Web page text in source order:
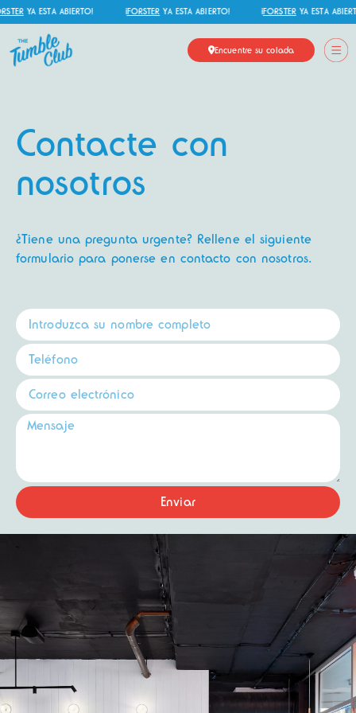
YA ESTÁ ABIERTO! FORSTERYA ESTÁ ABIERTO! FORSTERYA ESTÁ
Encuentre su colada
Contacte con
nosotros
¿Tiene una pregunta urgente? Rellene el siguiente
formulario para ponerse en contacto con nosotros.
Enviar